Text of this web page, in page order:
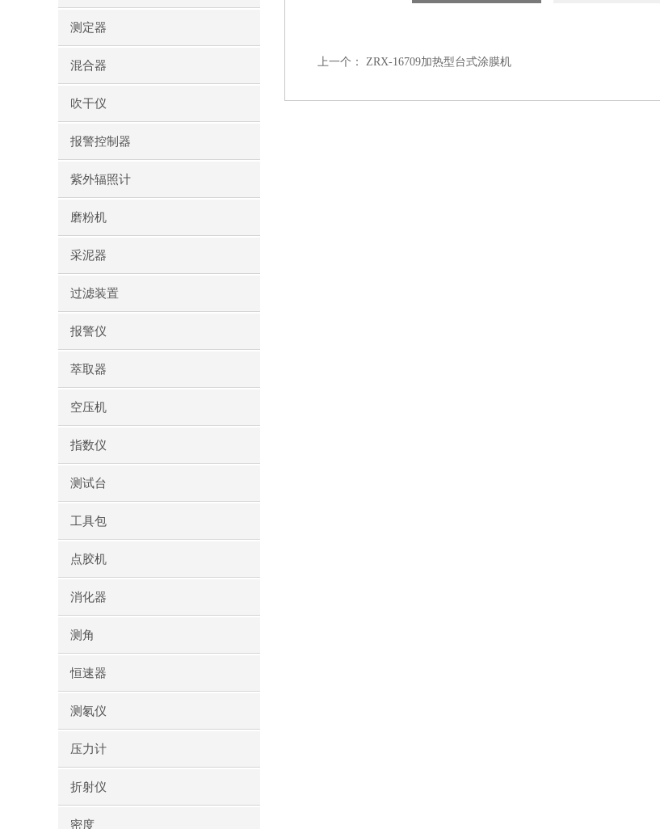
测定器
混合器
吹干仪
报警控制器
紫外辐照计
磨粉机
采泥器
过滤装置
报警仪
萃取器
空压机
指数仪
测试台
工具包
点胶机
消化器
测角
恒速器
测氡仪
压力计
折射仪
密度
上一个： ZRX-16709加热型台式涂膜机